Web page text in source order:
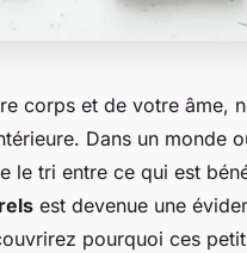
corps et de votre âme,
Dans un monde
le tri entre ce qui est
est devenue une
pourquoi ces